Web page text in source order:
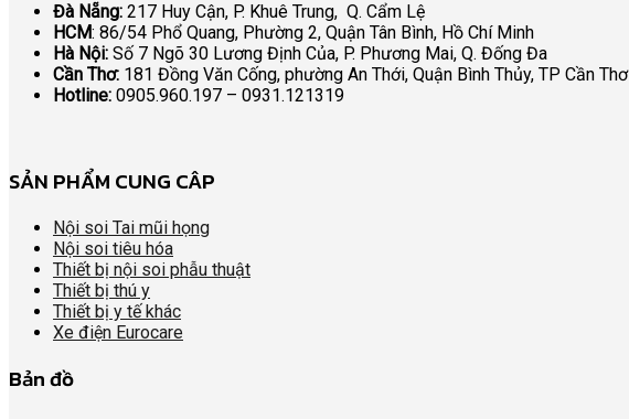
Đà Nẵng: 217 Huy Cận, P. Khuê Trung, Q. Cẩm Lệ
HCM: 86/54 Phổ Quang, Phường 2, Quận Tân Bình, Hồ Chí Minh
Hà Nội: Số 7 Ngõ 30 Lương Định Của, P. Phương Mai, Q. Đống Đa
Cần Thơ: 181 Đồng Văn Cống, phường An Thới, Quận Bình Thủy, TP Cần Thơ
Hotline: 0905.960.197 – 0931.121319
SẢN PHẨM CUNG CÂP
Nội soi Tai mũi họng
Nội soi tiêu hóa
Thiết bị nội soi phẫu thuật
Thiết bị thú y
Thiết bị y tế khác
Xe điện Eurocare
Bản đồ